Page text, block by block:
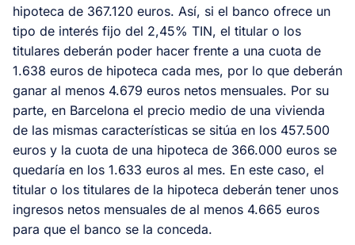
hipoteca de 367.120 euros. Así, si el banco ofrece un
tipo de interés fijo del 2,45% TIN, el titular o los
titulares deberán poder hacer frente a una cuota de
1.638 euros de hipoteca cada mes, por lo que deberán
ganar al menos 4.679 euros netos mensuales. Por su
parte, en Barcelona el precio medio de una vivienda
de las mismas características se sitúa en los 457.500
euros y la cuota de una hipoteca de 366.000 euros se
quedaría en los 1.633 euros al mes. En este caso, el
titular o los titulares de la hipoteca deberán tener unos
ingresos netos mensuales de al menos 4.665 euros
para que el banco se la conceda.